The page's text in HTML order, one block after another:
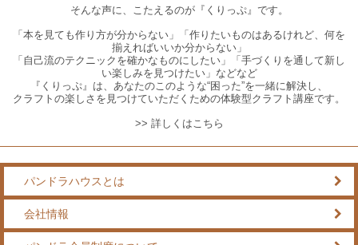
そんな声に、こたえるのが『くりっぷ』です。
「本を見ても作り方が分からない」「作りたいものはあるけれど、何を
揃えればいいか分からない」
「自己流のテクニックを確かなものにしたい」「手づくりを通して新し
い楽しみを見つけたい」などなど
『くりっぷ』は、あなたのこのような“困った”を一緒に解決し、
クラフトの楽しさを見つけていただくための体験型クラフト講座です。
>> 詳しくはこちら
パンドラハウスとは
会社情報